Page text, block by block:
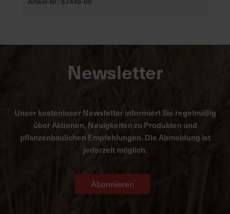
Newsletter
Unser kostenloser Newsletter informiert Sie regelmäßig
über Aktionen, Neuigkeiten zu Produkten und
pflanzenbaulichen Empfehlungen. Die Abmeldung ist
jederzeit möglich.
Abonnieren